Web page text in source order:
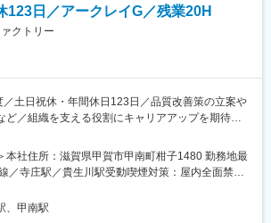
123日／アークレイG／残業20H
クトリー
／土日祝休・年間休日123日／品質改善策の立案や
ど／組織を支える役割にキャリアアップを期待／
試薬の品質管理をお任せします。
内容＞
本社住所：滋賀県甲賀市甲南町柑子1480 勤務地最
／寺庄駅／貴生川駅受動喫煙対策：屋内全面禁煙
社の定める事業所
、甲南駅